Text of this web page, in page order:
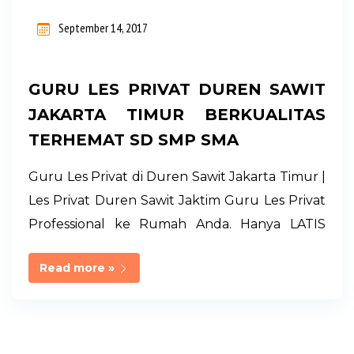
September 14, 2017
GURU LES PRIVAT DUREN SAWIT
JAKARTA TIMUR BERKUALITAS
TERHEMAT SD SMP SMA
Guru Les Privat di Duren Sawit Jakarta Timur |
Les Privat Duren Sawit Jaktim Guru Les Privat
Professional ke Rumah Anda. Hanya LATIS
Terseleksi dari UI, IPB, UNJ di Jabodetabek.
Read more »